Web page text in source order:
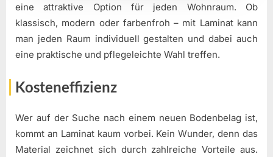
eine attraktive Option für jeden Wohnraum. Ob
klassisch, modern oder farbenfroh – mit Laminat kann
man jeden Raum individuell gestalten und dabei auch
eine praktische und pflegeleichte Wahl treffen.
Kosteneffizienz
Wer auf der Suche nach einem neuen Bodenbelag ist,
kommt an Laminat kaum vorbei. Kein Wunder, denn das
Material zeichnet sich durch zahlreiche Vorteile aus.